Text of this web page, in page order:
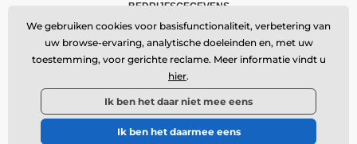
BEDRIJFSGEGEVENS
Momanio s.r.o.
Okružní 361/14, 747 18, Píšť, Czech Republic
VAT: CZ09604707
info@momanio.nl
🔒 Beveiligde SSL-verbinding
© 2026 www.momanio.nl ⦁ Webshop gemaakt door
We gebruiken cookies voor basisfunctionaliteit, verbetering van
uw browse-ervaring, analytische doeleinden en, met uw
toestemming, voor gerichte reclame. Meer informatie vindt u
hier.
Ik ben het daar niet mee eens
Ik ben het daarmee eens